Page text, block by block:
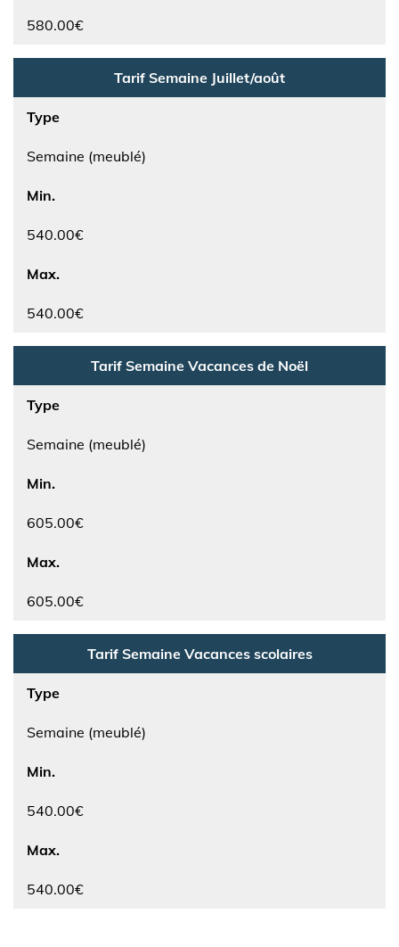
580.00€
Tarif Semaine Juillet/août
Type
Semaine (meublé)
Min.
540.00€
Max.
540.00€
Tarif Semaine Vacances de Noël
Type
Semaine (meublé)
Min.
605.00€
Max.
605.00€
Tarif Semaine Vacances scolaires
Type
Semaine (meublé)
Min.
540.00€
Max.
540.00€